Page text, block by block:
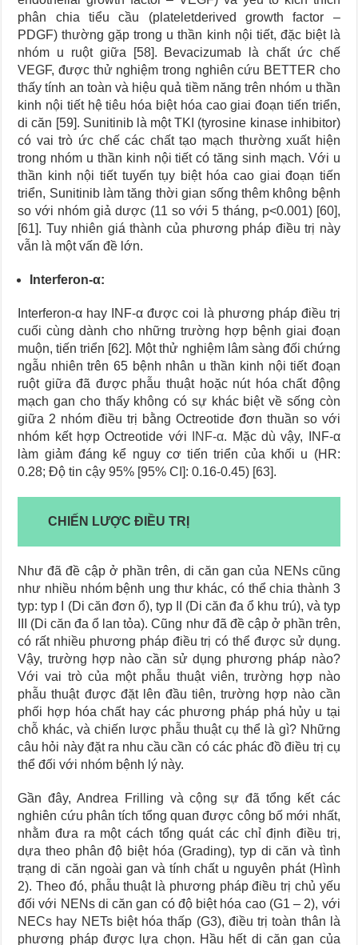
phân chia tiểu cầu (plateletderived growth factor –
PDGF) thường gặp trong u thần kinh nội tiết, đặc biệt là
nhóm u ruột giữa [58]. Bevacizumab là chất ức chế
VEGF, được thử nghiệm trong nghiên cứu BETTER cho
thấy tính an toàn và hiệu quả tiềm năng trên nhóm u thần
kinh nội tiết hệ tiêu hóa biệt hóa cao giai đoạn tiến triển,
di căn [59]. Sunitinib là một TKI (tyrosine kinase inhibitor)
có vai trò ức chế các chất tạo mạch thường xuất hiện
trong nhóm u thần kinh nội tiết có tăng sinh mạch. Với u
thần kinh nội tiết tuyến tụy biệt hóa cao giai đoạn tiến
triển, Sunitinib làm tăng thời gian sống thêm không bệnh
so với nhóm giả dược (11 so với 5 tháng, p<0.001) [60],
[61]. Tuy nhiên giá thành của phương pháp điều trị này
vẫn là một vấn đề lớn.
Interferon-α:
Interferon-α hay INF-α được coi là phương pháp điều trị
cuối cùng dành cho những trường hợp bệnh giai đoạn
muộn, tiến triển [62]. Một thử nghiệm lâm sàng đối chứng
ngẫu nhiên trên 65 bệnh nhân u thần kinh nội tiết đoạn
ruột giữa đã được phẫu thuật hoặc nút hóa chất động
mạch gan cho thấy không có sự khác biệt về sống còn
giữa 2 nhóm điều trị bằng Octreotide đơn thuần so với
nhóm kết hợp Octreotide với
INF-α. Mặc dù vậy, INF-α
làm giảm đáng kể nguy cơ tiến triển của khối u (HR:
0.28; Độ tin cậy 95% [95% CI]: 0.16-0.45) [63].
CHIẾN LƯỢC ĐIỀU TRỊ
Như đã đề cập ở phần trên, di căn gan của NENs cũng
như nhiều nhóm bệnh ung thư khác, có thể chia thành 3
typ: typ I (Di căn đơn ổ), typ II (Di căn đa ổ khu trú), và typ
III (Di căn đa ổ lan tỏa). Cũng như đã đề cập ở phần trên,
có rất nhiều phương pháp điều trị có thể được sử dụng.
Vậy, trường hợp nào cần sử dụng phương pháp nào?
Với vai trò của một phẫu thuật viên, trường hợp nào
phẫu thuật được đặt lên đầu tiên, trường hợp nào cần
phối hợp hóa chất hay các phương pháp phá hủy u tại
chỗ khác, và chiến lược phẫu thuật cụ thể là gì? Những
câu hỏi này đặt ra nhu cầu cần có các phác đồ điều trị cụ
thể đối với nhóm bệnh lý này.
Gần đây, Andrea Frilling và cộng sự đã tổng kết các
nghiên cứu phân tích tổng quan được công bố mới nhất,
nhằm đưa ra một cách tổng quát các chỉ định điều trị,
dựa theo phân độ biệt hóa (Grading), typ di căn và tình
trạng di căn ngoài gan và tính chất u nguyên phát (Hình
2). Theo đó, phẫu thuật là phương pháp điều trị chủ yếu
đối với NENs di căn gan có độ biệt hóa cao (G1 – 2), với
NECs hay NETs biệt hóa thấp (G3), điều trị toàn thân là
phương pháp được lựa chọn. Hầu hết di căn gan của